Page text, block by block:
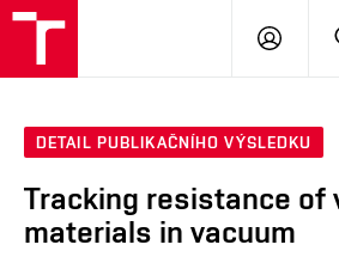
DETAIL PUBLIKAČNÍHO VÝSLEDKU
Tracking resistance of
materials in vacuum